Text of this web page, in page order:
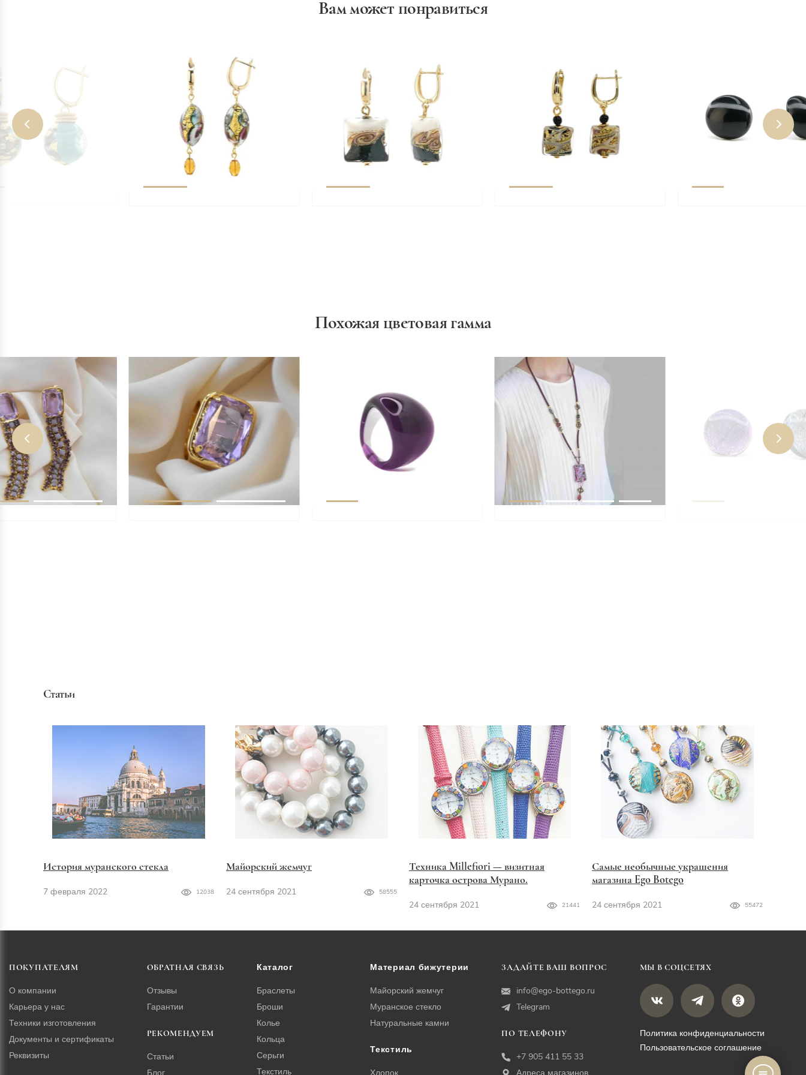
Вам может понравиться
Похожая цветовая гамма
Статьи
История муранского стекла
7 февраля 2022 12038
Майорский жемчуг
24 сентября 2021 58555
Техника Millefiori — визитная
карточка острова Мурано.
24 сентября 2021 21441
Самые необычные украшения
магазина Ego Botego
24 сентября 2021 55472
ПОКУПАТЕЛЯМ
О компании
Карьера у нас
Техники изготовления
Документы и сертификаты
Реквизиты
ОБРАТНАЯ СВЯЗЬ
Отзывы
Гарантии
РЕКОМЕНДУЕМ
Статьи
Каталог
Браслеты
Броши
Колье
Кольца
Серьги
Текстиль
Материал бижутерии
Майорский жемчуг
Муранское стекло
Натуральные камни
Текстиль
ЗАДАЙТЕ ВАШ ВОПРОС
info@ego-bottego.ru
Telegram
ПО ТЕЛЕФОНУ
+7 905 411 55 33
МЫ В СОЦСЕТЯХ
Политика конфиденциальности
Пользовательское соглашение